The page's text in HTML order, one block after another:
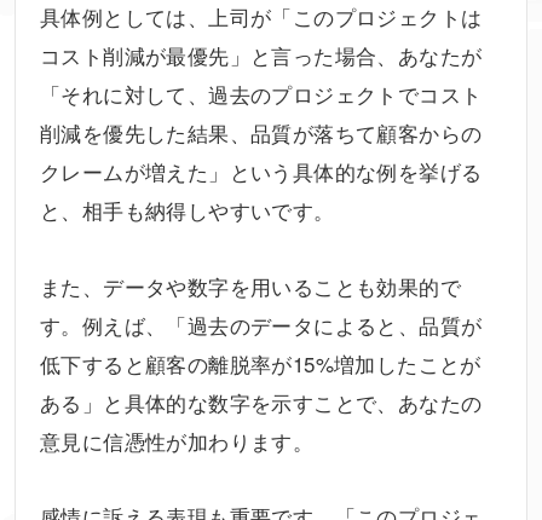
具体例としては、上司が「このプロジェクトは
コスト削減が最優先」と言った場合、あなたが
「それに対して、過去のプロジェクトでコスト
削減を優先した結果、品質が落ちて顧客からの
クレームが増えた」という具体的な例を挙げる
と、相手も納得しやすいです。
また、データや数字を用いることも効果的で
す。例えば、「過去のデータによると、品質が
低下すると顧客の離脱率が15%増加したことが
ある」と具体的な数字を示すことで、あなたの
意見に信憑性が加わります。